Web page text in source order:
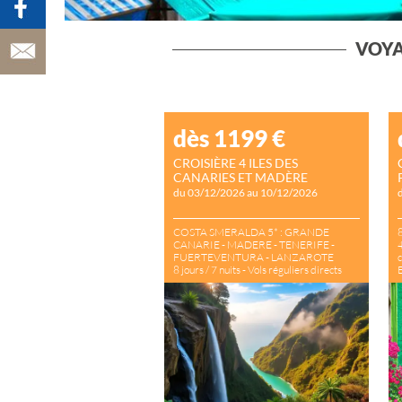
VATRY)
AÇORES
BAIE DE SOMME
BALÉARES
BRADERIE DE
CARNAVAL DE
CARNAVAL DE
VENISE
CATALOGNE
CHAMPAGNE
CHYPRE
CHÂTEAUX DE
LOIRE
CINQUE TERRE
COPENHAGUE
CORFOU
CORSE
dès 1199€
CROISIÈRE 4 ILES DES
CANARIES ET MADÈRE
du 03/12/2026 au 10/12/2026
COSTA SMERALDA 5* : GRANDE
CANARIE - MADERE - TENERIFE -
FUERTEVENTURA - LANZAROTE
8 jours / 7 nuits - Vols réguliers directs
Pension Complète - Boissons aux Buffet
Frais de services - Taxes Portuaires
incluses